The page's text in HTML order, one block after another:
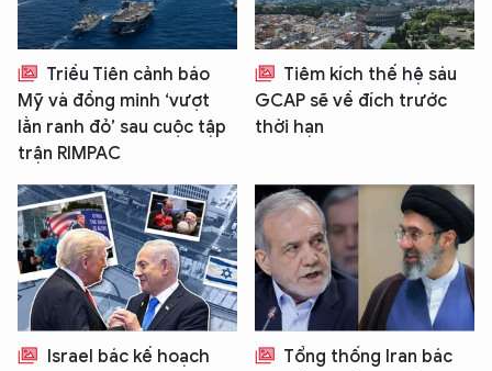
Triều Tiên cảnh báo
Mỹ và đồng minh ‘vượt
lằn ranh đỏ’ sau cuộc tập
trận RIMPAC
Tiêm kích thế hệ sáu
GCAP sẽ về đích trước
thời hạn
Israel bác kế hoạch
Tổng thống Iran bác